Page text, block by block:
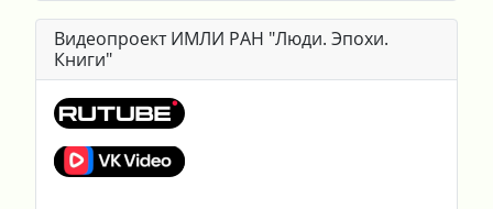
Видеопроект ИМЛИ РАН "Люди. Эпохи.
Книги"